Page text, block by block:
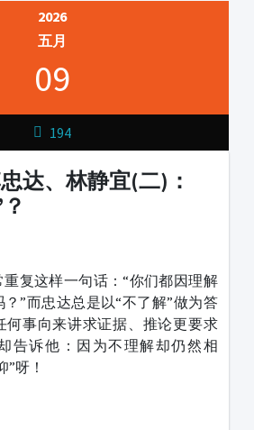
2026
五月
09
194
达、林静宜(二)：
复这样一句话：“你们都因理解
”而忠达总是以“不了解”做为答
何事向来讲求证据、推论更要求
告诉他：因为不理解却仍然相
呀！